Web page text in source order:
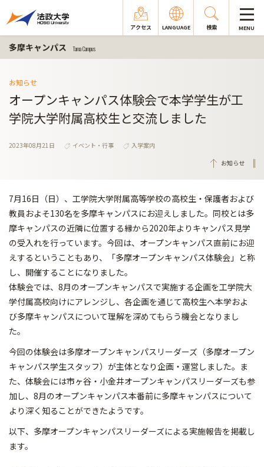
アクセス LANGUAGE 検索 MENU
多摩キャンパス Tama Campus
お知らせ
オープンキャンパス体験会で本学学生が工
学院大学附属高校生と交流しました
2023年08月21日 イベント・行事
入学案内
お知らせ
7月16日（日）、工学院大学附属高等学校の高校生・保護者および
教員およそ130名を多摩キャンパスにお迎えしました。同校とは多
摩キャンパスの近隣に位置する縁から2020年よりキャンパス見学
の受入れを行っています。今回は、オープンキャンパス直前にお迎
えするということもあり、「多摩オープンキャンパス体験会」と称
し、開催することになりました。
体験会では、8月のオープンキャンパスで実施する企画を工学院大
学付属高校向けにアレンジし、各企画を通じて高校生へ本学およ
び多摩キャンパスについて理解を深めてもらう機会となりまし
た。
今回の体験会は多摩オープンキャンパスリーダーズ（多摩オープン
キャンパス学生スタッフ）が主体となり企画・運営しました。ま
た、体験会には市ヶ谷・小金井オープンキャンパスリーダーズも参
加し、8月のオープンキャンパス本番前に多摩キャンパスについて
より深く知ることができたようです。
以下、多摩オープンキャンパスリーダーズによる実施報告を掲載し
ます。